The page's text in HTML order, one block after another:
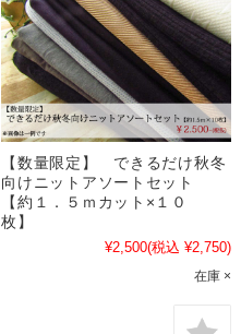
【数量限定】 できるだけ秋冬
向けニットアソートセット
【約１．５ｍカット×１０
枚】
¥2,500(税込 ¥2,750)
在庫 ×